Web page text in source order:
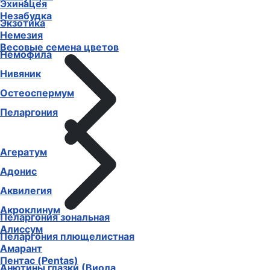
Незабудка
Немезия
Немофила
Нивяник
Остеоспермум
Пеларгония
Пеларгония зональная
Пеларгония плющелистная
Пентас (Pentas)
Эхинацея
Экзотика
Весовые семена цветов
Агератум
Адонис
Аквилегия
Акроклинум
Алиссум
Амарант
Анютины глазки (Виола